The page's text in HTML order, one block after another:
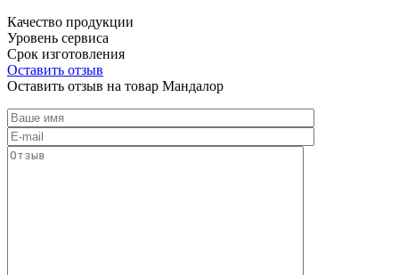
Качество продукции
Уровень сервиса
Срок изготовления
Оставить отзыв
Оставить отзыв на товар Мандалор